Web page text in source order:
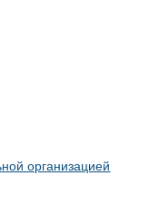
организацией